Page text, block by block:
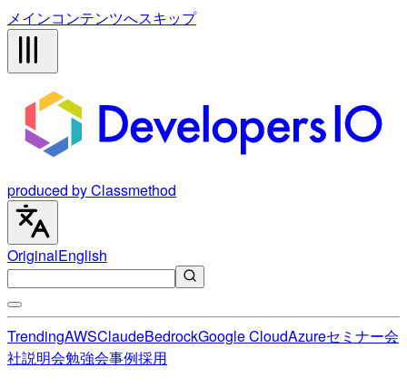
メインコンテンツへスキップ
produced by Classmethod
OriginalEnglish
TrendingAWSClaudeBedrockGoogle CloudAzureセミナー会
社説明会勉強会事例採用